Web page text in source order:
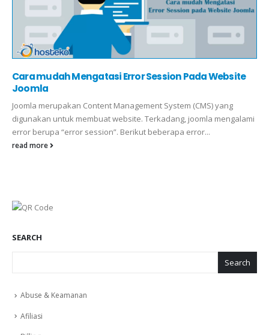
Cara mudah Mengatasi Error Session Pada Website
Joomla
Joomla merupakan Content Management System (CMS) yang
digunakan untuk membuat website. Terkadang, joomla mengalami
error berupa “error session”. Berikut beberapa error...
read more
SEARCH
Search
Abuse & Keamanan
Afiliasi